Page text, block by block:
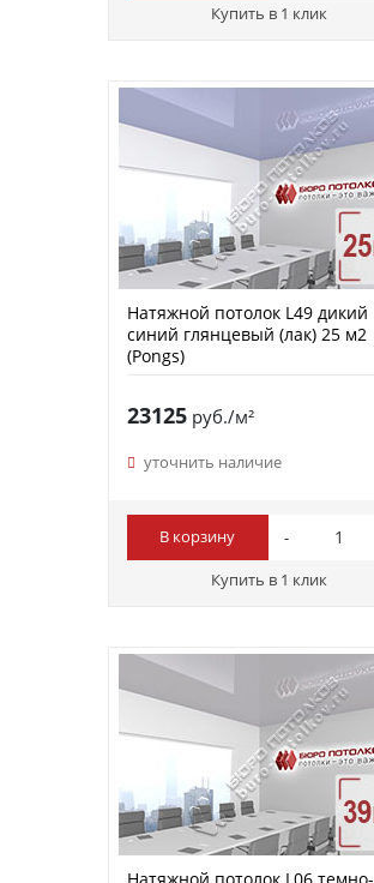
Купить в 1 клик
Натяжной потолок L49 дикий
синий глянцевый (лак) 25 м2
(Pongs)
23125руб./м²
уточнить наличие
В корзину
Купить в 1 клик